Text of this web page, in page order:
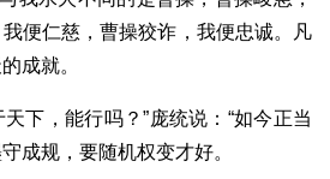
便仁慈，曹操狡诈，我便忠诚。凡
成就。
下，能行吗？”庞统说：“如今正当
成规，要随机权变才好。